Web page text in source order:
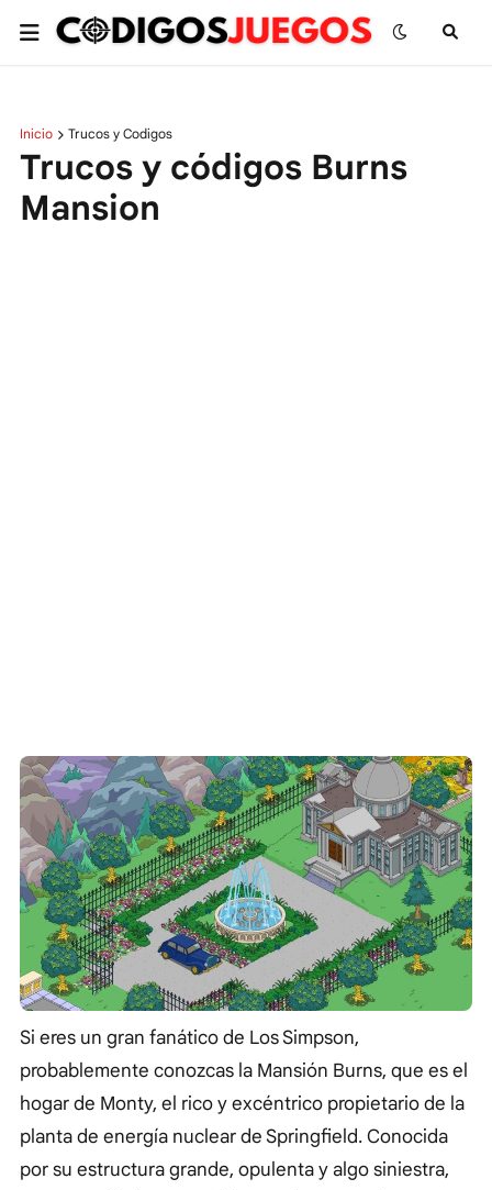
Inicio Trucos y Codigos
Trucos y códigos Burns
Mansion
Si eres un gran fanático de Los Simpson,
probablemente conozcas la Mansión Burns, que es el
hogar de Monty, el rico y excéntrico propietario de la
planta de energía nuclear de Springfield. Conocida
por su estructura grande, opulenta y algo siniestra,